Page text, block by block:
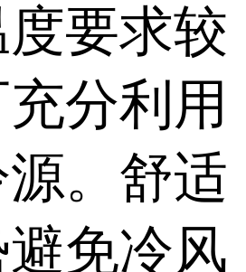
要求较
分利用
。舒适
免冷风